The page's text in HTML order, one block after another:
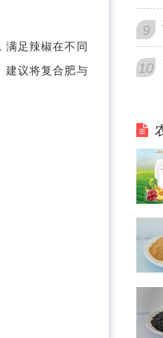
足辣椒在不同
建议将复合肥与
9
10